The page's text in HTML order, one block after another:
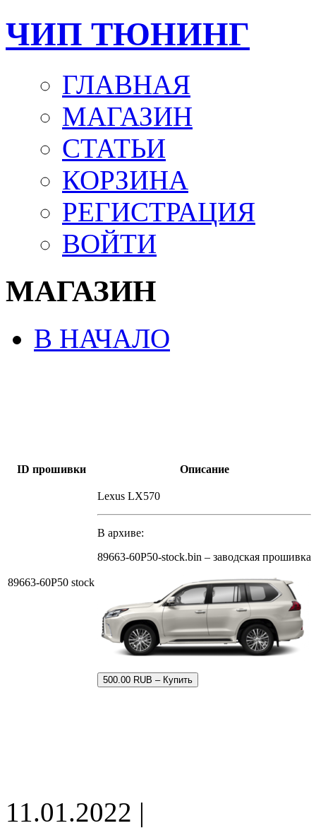
ЧИП ТЮНИНГ
ГЛАВНАЯ
МАГАЗИН
СТАТЬИ
КОРЗИНА
РЕГИСТРАЦИЯ
ВОЙТИ
МАГАЗИН
В НАЧАЛО
ID прошивки Описание
89663-60P50 stock
Lexus LX570
В архиве:
89663-60P50-stock.bin – заводская прошивка
500.00 RUB – Купить
11.01.2022 |